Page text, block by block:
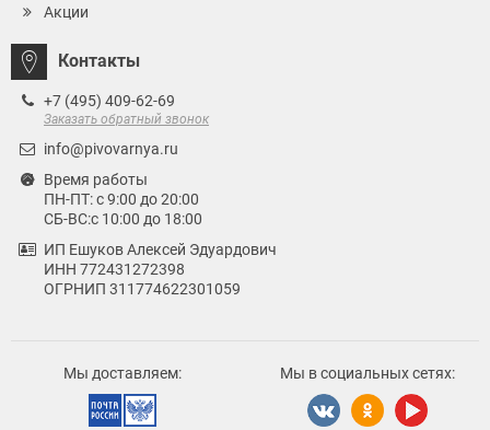
Акции
Контакты
+7 (495) 409-62-69
Заказать обратный звонок
info@pivovarnya.ru
Время работы
ПН-ПТ: с 9:00 до 20:00
СБ-ВС:с 10:00 до 18:00
ИП Ешуков Алексей Эдуардович
ИНН 772431272398
ОГРНИП 311774622301059
Мы доставляем: Мы в социальных сетях: